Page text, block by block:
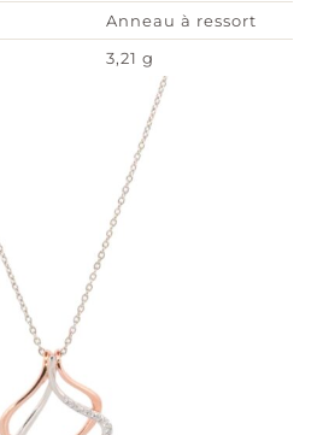
Anneau à ressort
3,21 g